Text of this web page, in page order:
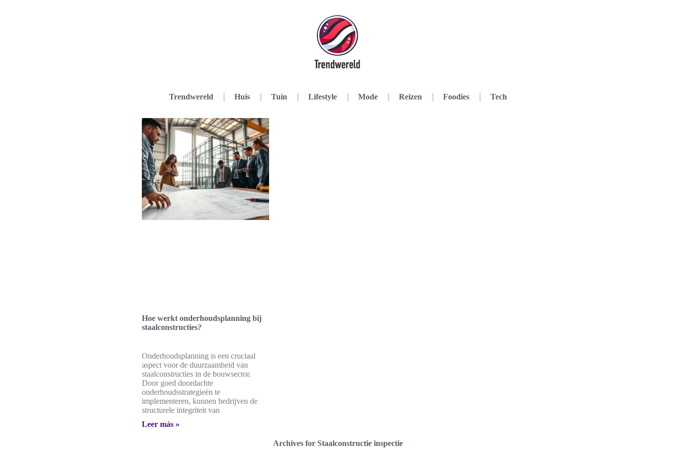
Trendwereld Huis Tuin Lifestyle Mode Reizen Foodies Tech
Hoe werkt onderhoudsplanning bij
staalconstructies?
Onderhoudsplanning is een cruciaal
aspect voor de duurzaamheid van
staalconstructies in de bouwsector.
Door goed doordachte
onderhoudsstrategieën te
implementeren, kunnen bedrijven de
structurele integriteit van
Leer más »
Archives for Staalconstructie inspectie